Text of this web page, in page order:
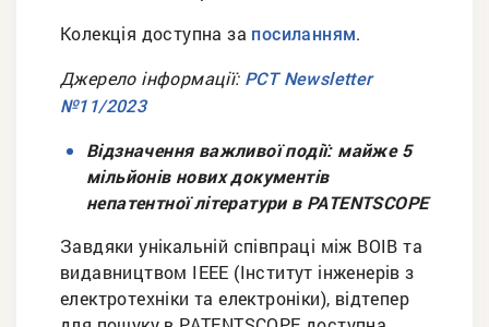
Колекція доступна за посиланням.
Джерело інформації: PCT Newsletter
№11/2023
Відзначення важливої події: майже 5
мільйонів нових документів
непатентної літератури в PATENTSCOPE
Завдяки унікальній співпраці між ВОІВ та
видавництвом IEEE (Інститут інженерів з
електротехніки та електроніки), відтепер